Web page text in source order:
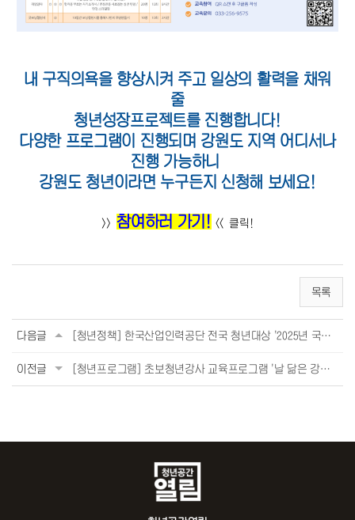
내 구직의욕을 향상시켜 주고 일상의 활력을 채워
줄
청년성장프로젝트를 진행합니다!
다양한 프로그램이 진행되며 강원도 지역 어디서나
진행 가능하니
강원도 청년이라면 누구든지 신청해 보세요!
>> 참여하러 가기! << 클릭!
목록
다음글 [청년정책] 한국산업인력공단 전국 청년대상 '2025년 국내 재취업 지원사업' 모집 안...
이전글 [청년프로그램] 초보청년강사 교육프로그램 '날 닮은 강의: 매력적인 강좌 설계법' 모...